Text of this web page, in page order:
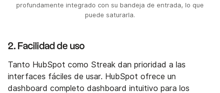
profundamente integrado con su bandeja de entrada, lo que
puede saturarla.
2. Facilidad de uso
Tanto HubSpot como Streak dan prioridad a las
interfaces fáciles de usar. HubSpot ofrece un
dashboard completo dashboard intuitivo para los